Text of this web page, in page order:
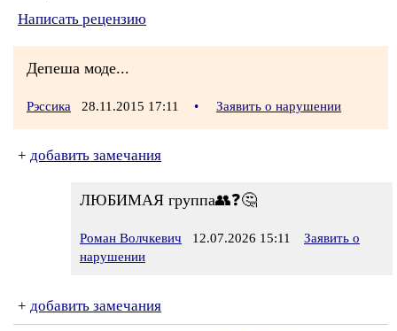
Написать рецензию
Депеша моде...
Рэссика 28.11.2015 17:11 • Заявить о нарушении
+ добавить замечания
ЛЮБИМАЯ группа👥❓🤔
Роман Волчкевич 12.07.2026 15:11
Заявить о
нарушении
+ добавить замечания